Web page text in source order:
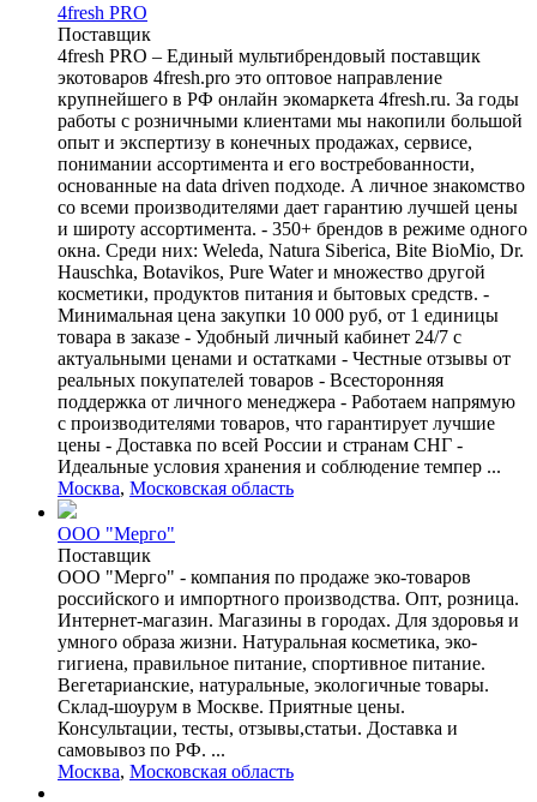
4fresh PRO
Поставщик
4fresh PRO – Единый мультибрендовый поставщик
экотоваров 4fresh.pro это оптовое направление
крупнейшего в РФ онлайн экомаркета 4fresh.ru. За годы
работы с розничными клиентами мы накопили большой
опыт и экспертизу в конечных продажах, сервисе,
понимании ассортимента и его востребованности,
основанные на data driven подходе. А личное знакомство
со всеми производителями дает гарантию лучшей цены
и широту ассортимента. - 350+ брендов в режиме одного
окна. Среди них: Weleda, Natura Siberica, Bite BioMio, Dr.
Hauschka, Botavikos, Pure Water и множество другой
косметики, продуктов питания и бытовых средств. -
Минимальная цена закупки 10 000 руб, от 1 единицы
товара в заказе - Удобный личный кабинет 24/7 с
актуальными ценами и остатками - Честные отзывы от
реальных покупателей товаров - Всесторонняя
поддержка от личного менеджера - Работаем напрямую
с производителями товаров, что гарантирует лучшие
цены - Доставка по всей России и странам СНГ -
Идеальные условия хранения и соблюдение темпер ...
Москва, Московская область
ООО "Мерго"
Поставщик
ООО "Мерго" - компания по продаже эко-товаров
российского и импортного производства. Опт, розница.
Интернет-магазин. Магазины в городах. Для здоровья и
умного образа жизни. Натуральная косметика, эко-
гигиена, правильное питание, спортивное питание.
Вегетарианские, натуральные, экологичные товары.
Склад-шоурум в Москве. Приятные цены.
Консультации, тесты, отзывы,статьи. Доставка и
самовывоз по РФ. ...
Москва, Московская область